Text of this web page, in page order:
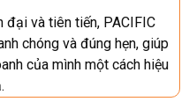
đại và tiên tiến, PACIFIC
chóng và đúng hẹn, giúp
của mình một cách hiệu